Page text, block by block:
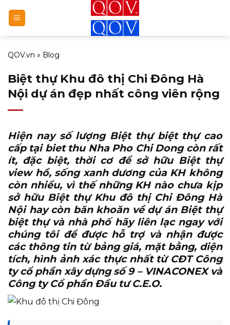
qua
nội
dung
QOV.vn » Blog
Biệt thự Khu đô thị Chi Đông Hà
Nội dự án đẹp nhất công viên rộng
Hiện nay số lượng Biệt thự biệt thự cao
cấp tại biet thu Nha Pho Chi Dongcòn rất
ít, đặc biệt, thời cơ để sở hữu Biệt thự
view hồ, sống xanh dương của KH không
còn nhiều, vì thế những KH nào chưa kịp
sở hữu Biệt thự Khu đô thị Chi Đông Hà
Nội hay còn băn khoăn về dự án Biệt thự
biệt thự và nhà phố hãy liên lạc ngay với
chúng tôi để được hỗ trợ và nhận được
các thông tin từ bảng giá, mặt bằng, diện
tích, hình ảnh xác thực nhất từ CĐT Công
ty cổ phần xây dựng số 9 – VINACONEX và
Công ty Cổ phần Đầu tư C.E.O.